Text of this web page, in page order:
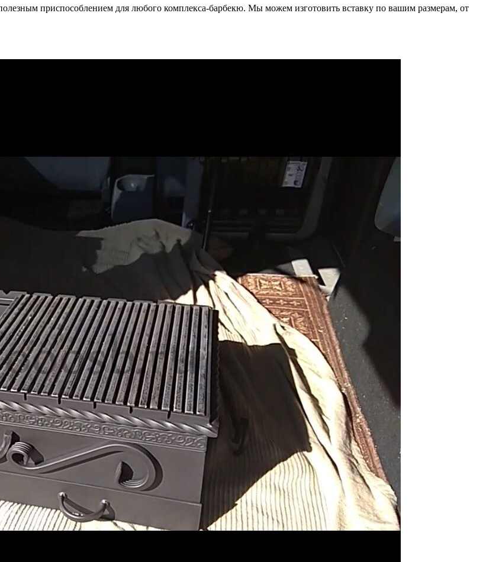
приспособлением для любого комплекса-барбекю. Мы можем изготовить вставку по вашим размерам, от